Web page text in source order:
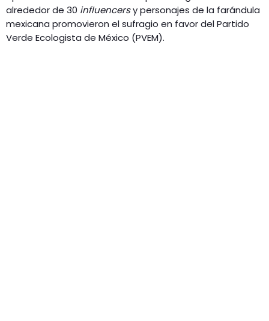
alrededor de 30 influencersy personajes de la farándula
mexicana promovieron el sufragio en favor del Partido
Verde Ecologista de México (PVEM).